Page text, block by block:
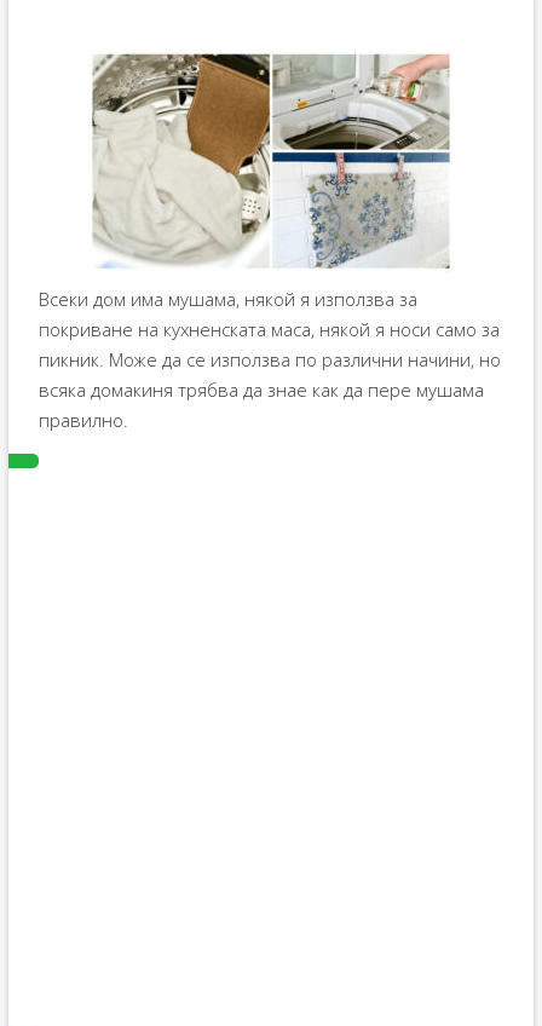
Всеки дом има мушама, някой я използва за
покриване на кухненската маса, някой я носи само за
пикник. Може да се използва по различни начини, но
всяка домакиня трябва да знае как да пере мушама
правилно.